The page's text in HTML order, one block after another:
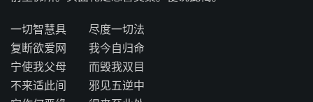
一切智慧具 尽度一切法
复断欲爱网 我今自归命
宁使我父母 而毁我双目
不来适此间 邪见五逆中